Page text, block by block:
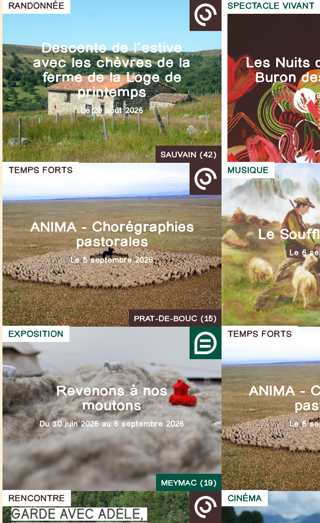
Descente de l’estive
avec les chèvres de la
ferme de la Loge de
printemps
Le 29 août 2026
RANDONNÉE
SAUVAIN (42)
Les Nuits
Buron
Le
SPECTACLE VIVANT
ANIMA – Chorégraphies
pastorales
Le 5 septembre 2026
TEMPS FORTS
PRAT-DE-BOUC (15)
Le
Le 6
MUSIQUE
Revenons à nos
moutons
Du 30 juin 2026 au 6 septembre 2026
EXPOSITION
MEYMAC (19)
ANIMA –
Le 6
TEMPS FORTS
RENCONTRE CINÉMA